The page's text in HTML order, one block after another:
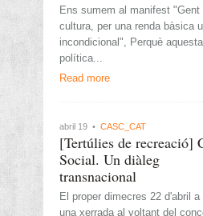
Ens sumem al manifest "Gent
cultura, per una renda bàsica
incondicional", Perquè
política...
Read more
abril 19 • CASC_CAT
[Tertúlies de recreació]
Social. Un diàleg
transnacional
El proper dimecres 22 d'abril
una xerrada al voltant del